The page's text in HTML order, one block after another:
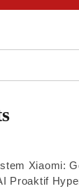
Xiaomi:
Proaktif